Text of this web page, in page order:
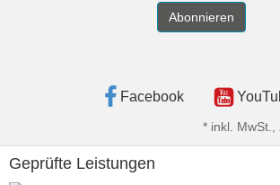
Abonnieren
Facebook
* inkl. MwSt.,
Geprüfte Leistungen